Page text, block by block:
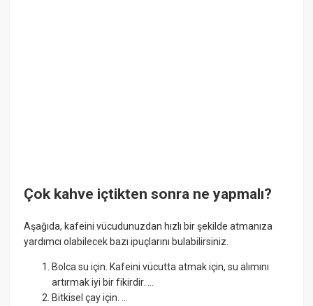
Çok kahve içtikten sonra ne yapmalı?
Aşağıda, kafeini vücudunuzdan hızlı bir şekilde atmanıza
yardımcı olabilecek bazı ipuçlarını bulabilirsiniz.
Bolca su için. Kafeini vücutta atmak için, su alımını
artırmak iyi bir fikirdir. ...
Bitkisel çay için. ...